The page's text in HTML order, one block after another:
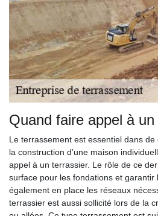
Quand faire appel à
Le terrassement est essentiel dans
la construction d’une maison
appel à un terrassier. Le rôle de ce
surface pour les fondations et garantir
également en place les réseaux
terrassier est aussi sollicité lors de la